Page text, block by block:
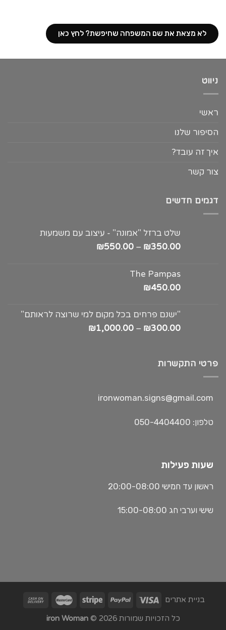
לא מצאת את שם המשפחה שחיפשת? לחץ כאן
ניווט
ראשי
הסיפור שלנו
איך זה עובד?
צור קשר
דגמים חדשים
שלט ברזל "אמונה" - עיצוב עם משמעות
₪350.00
–
₪550.00
The Pampas
₪450.00
"ישנם פרחים בכל מקום למי שרוצה לראותם"
₪300.00
–
₪1,000.00
פרטי התקשרות
ironwoman.signs@gmail.com
טלפון: 050-4404400
שעות פעילות
ראשון עד חמישי 20:00-08:00
שישי וערבי חג 15:00-08:00
בניית אתרים
כל הזכויות שמורות 2026 © iron Woman